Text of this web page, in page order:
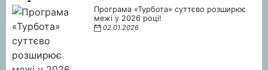
Програма «Турбота» суттєво розширює
межі у 2026 році!
02.01.2026